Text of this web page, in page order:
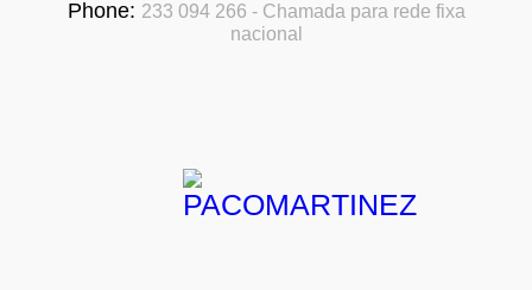
Phone: 233 094 266 - Chamada para rede fixa
nacional